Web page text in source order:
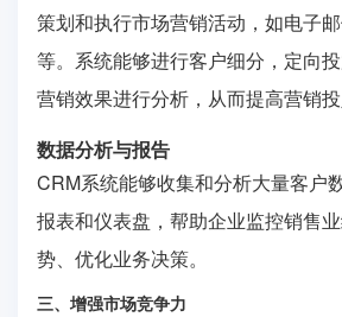
策划和执行市场营销活动，如电子
等。系统能够进行客户细分，定向
营销效果进行分析，从而提高营销投
数据分析与报告
CRM系统能够收集和分析大量客户
报表和仪表盘，帮助企业监控销售
势、优化业务决策。
三、增强市场竞争力